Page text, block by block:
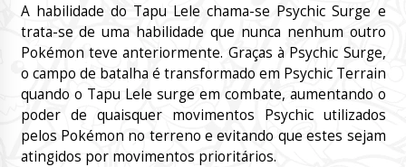
A habilidade do Tapu Lele chama-se Psychic Surge e
trata-se de uma habilidade que nunca nenhum outro
Pokémon teve anteriormente. Graças à Psychic Surge,
o campo de batalha é transformado em Psychic Terrain
quando o Tapu Lele surge em combate, aumentando o
poder de quaisquer movimentos Psychic utilizados
pelos Pokémon no terreno e evitando que estes sejam
atingidos por movimentos prioritários.